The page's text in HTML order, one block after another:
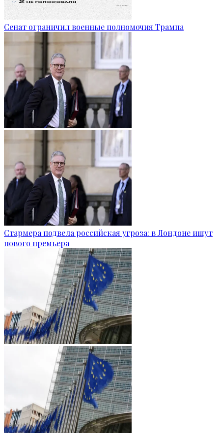
Сенат ограничил военные полномочия Трампа
Стармера подвела российская угроза: в Лондоне ищут
нового премьера